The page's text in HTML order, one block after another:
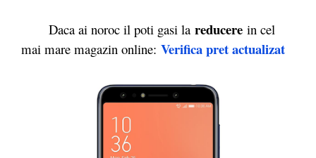
Daca ai noroc il poti gasi la reducere in cel
mai mare magazin online: Verifica pret actualizat